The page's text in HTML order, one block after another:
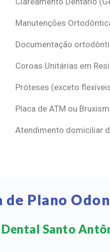
Manutenções
Documentação
Coroas Unitárias em
Próteses (exceto
Placa de ATM ou
Atendimento domiciliar
de Plano
Santo